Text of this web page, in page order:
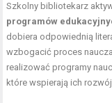
Szkolny bibliotekarz
programów
dobiera odpowiednią
wzbogacić proces
realizować programy
które wspierają ich